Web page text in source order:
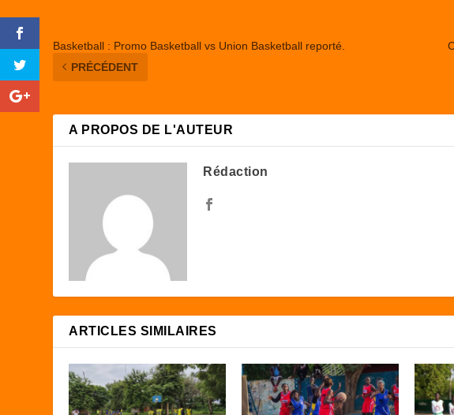
Basketball : Promo Basketball vs Union Basketball reporté.
PRÉCÉDENT
A PROPOS DE L'AUTEUR
Rédaction
ARTICLES SIMILAIRES